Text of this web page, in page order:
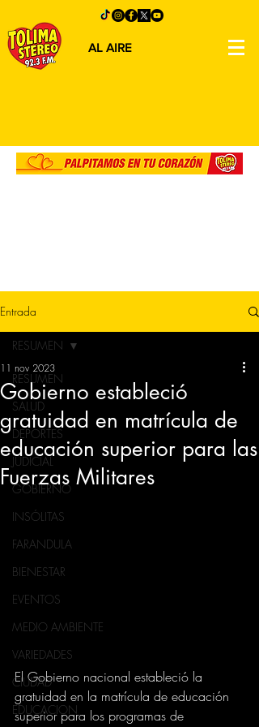
AL AIRE
Entrada
RESUMEN
SALUD
DEPORTES
JUDICIAL
GOBIERNO
INSÓLITAS
FARANDULA
BIENESTAR
EVENTOS
MEDIO AMBIENTE
VARIEDADES
CIUDAD
EDUCACION
RESUMEN
Gobierno estableció
gratuidad en matrícula de
educación superior para las
Fuerzas Militares
11 nov 2023
El Gobierno nacional estableció la
gratuidad en la matrícula de educación
superior para los programas de